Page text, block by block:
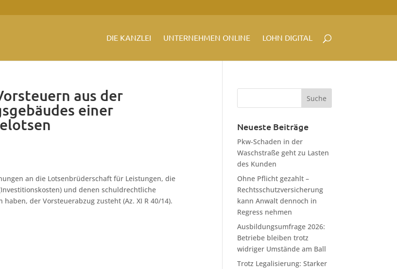
DIE KANZLEI UNTERNEHMEN ONLINE LOHN DIGITAL
aus der
einer
an die Lotsenbrüderschaft für Leistungen, die
und denen schuldrechtliche
der Vorsteuerabzug zusteht (Az. XI R 40/14).
Neueste Beiträge
Pkw-Schaden in der
Waschstraße geht zu Lasten
des Kunden
Ohne Pflicht gezahlt –
Rechtsschutzversicherung
kann Anwalt dennoch in
Regress nehmen
Ausbildungsumfrage 2026:
Betriebe bleiben trotz
widriger Umstände am Ball
Trotz Legalisierung: Starker